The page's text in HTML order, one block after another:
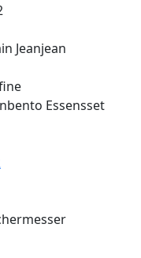
Jeanjean
Essensset